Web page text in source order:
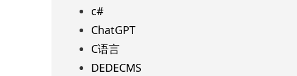
c#
ChatGPT
C语言
DEDECMS